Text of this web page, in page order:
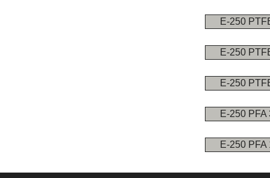
E-250
E-250
E-250
E-250 PFA
E-250 PFA